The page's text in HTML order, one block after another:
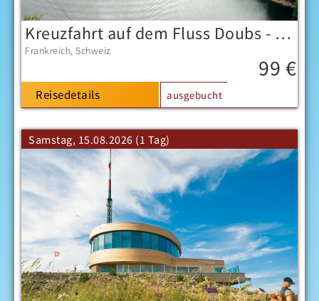
Kreuzfahrt auf dem Fluss Doubs - 2.Termin-
Frankreich Schweiz
99 €
Reisedetails ausgebucht
Samstag, 15.08.2026 (1 Tag)